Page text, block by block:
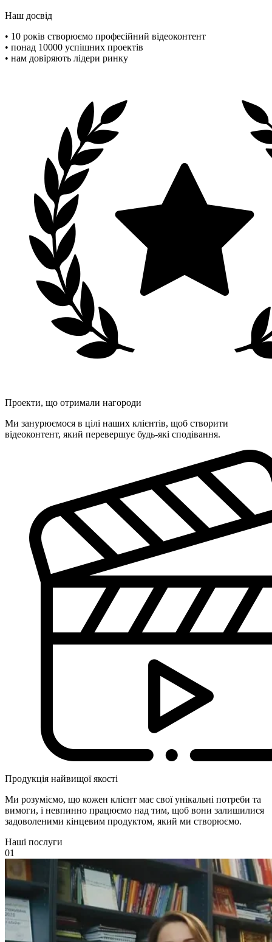
Наш досвід
• 10 років створюємо професійний відеоконтент
• понад 10000 успішних проектів
• нам довіряють лідери ринку
Проекти, що отримали нагороди
Ми занурюємося в цілі наших клієнтів, щоб створити
відеоконтент, який перевершує будь-які сподівання.
Продукція найвищої якості
Ми розуміємо, що кожен клієнт має свої унікальні потреби та
вимоги, і невпинно працюємо над тим, щоб вони залишилися
задоволеними кінцевим продуктом, який ми створюємо.
Наші послуги
01